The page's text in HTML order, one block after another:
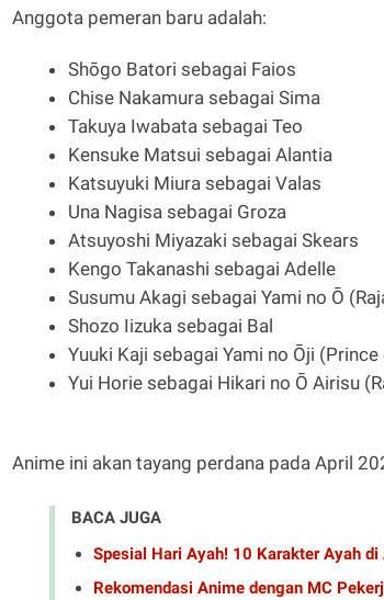
Anggota pemeran baru adalah:
Shōgo Batori sebagai Faios
Chise Nakamura sebagai Sima
Takuya Iwabata sebagai Teo
Kensuke Matsui sebagai Alantia
Katsuyuki Miura sebagai Valas
Una Nagisa sebagai Groza
Atsuyoshi Miyazaki sebagai Skears
Kengo Takanashi sebagai Adelle
Susumu Akagi sebagai Yami no Ō
Shozo Iizuka sebagai Bal
Yuuki Kaji sebagai Yami no Ōji
Yui Horie sebagai Hikari no Ō Airisu
Anime ini akan tayang perdana pada April
BACA JUGA
Spesial Hari Ayah! 10 Karakter Ayah
Rekomendasi Anime dengan MC